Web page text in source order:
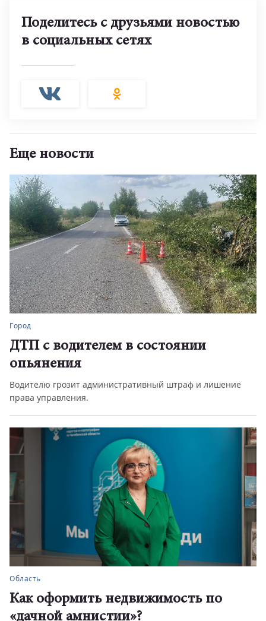
Поделитесь с друзьями новостью
в социальных сетях
Еще новости
Город
ДТП с водителем в состоянии
опьянения
Водителю грозит административный штраф и лишение
права управления.
Область
Как оформить недвижимость по
«дачной амнистии»?